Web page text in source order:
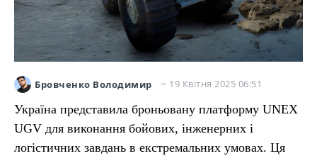
Бровченко Володимир 19 Квітня 2025 06:51
Україна представила броньовану платформу UNEX
UGV для виконання бойових, інженерних і
логістичних завдань в екстремальних умовах. Ця